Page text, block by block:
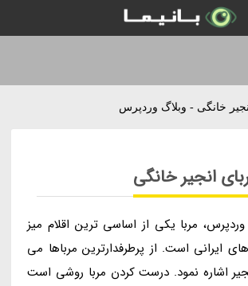
خانگی - وبلاگ وردپرس
انجیر خانگی
مربا یکی از اساسی ترین اقلام میز
ایرانی است. از پرطرفدارترین مرباها می
اشاره نمود. درست کردن مربا روشی است